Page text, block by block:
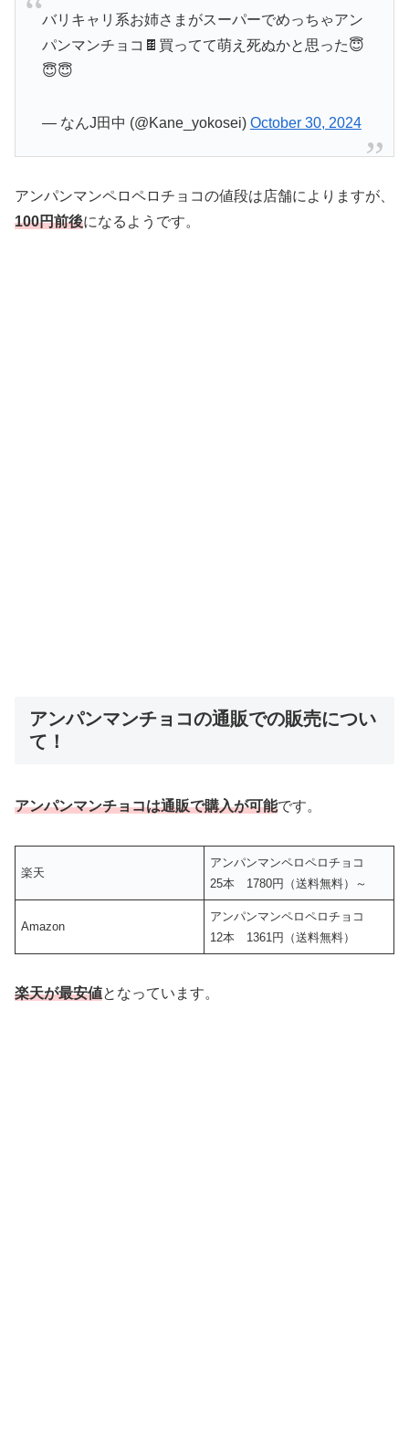
バリキャリ系お姉さまがスーパーでめっちゃアン
パンマンチョコ🍫買ってて萌え死ぬかと思った😇
😇😇
— なんJ田中 (@Kane_yokosei) October 30, 2024
アンパンマンペロペロチョコの値段は店舗によりますが、
100円前後になるようです。
アンパンマンチョコの通販での販売につい
て！
アンパンマンチョコは通販で購入が可能です。
楽天
アンパンマンペロペロチョコ
25本 1780円（送料無料）～
Amazon
アンパンマンペロペロチョコ
12本 1361円（送料無料）
楽天が最安値となっています。